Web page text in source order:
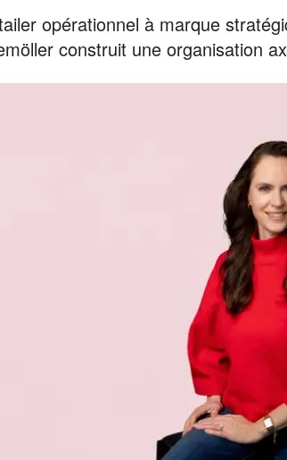
opérationnel à marque
construit une organisation